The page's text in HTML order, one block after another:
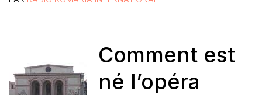
Comment est
né l’opéra